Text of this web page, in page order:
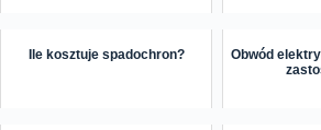
Ile kosztuje spadochron?
Obwód